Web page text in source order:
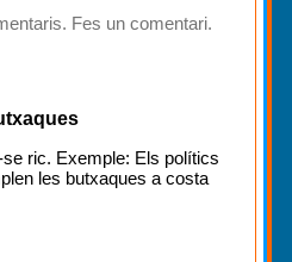
Fes un comentari.
ric. Exemple: Els polítics
les butxaques a costa